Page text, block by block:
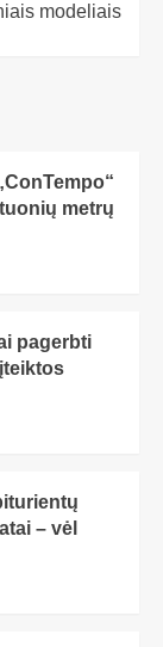
modeliais
metrų
pagerbti
– vėl